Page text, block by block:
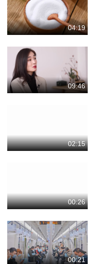
04:19
09:46
02:15
00:26
00:21